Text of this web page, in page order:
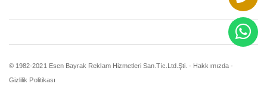
© 1982-2021 Esen Bayrak Reklam Hizmetleri San.Tic.Ltd.Şti. - Hakkımızda-
Gizlilik Politikası